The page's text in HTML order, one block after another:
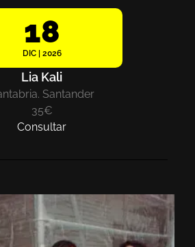
18
DIC | 2026
Lia Kali
Santander
35€
Consultar